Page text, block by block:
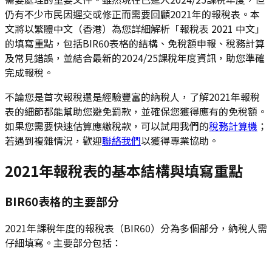
仍有不少市民因遲交或修正而需要回顧2021年的報稅表。本
文將以繁體中文（香港）為您詳細解析「報稅表 2021 中文」
的填寫重點，包括BIR60表格的結構、免稅額申報、稅務計算
及常見錯誤，並結合最新的2024/25課稅年度資訊，助您準確
完成報稅。
不論您是首次報稅還是經驗豐富的納稅人，了解2021年報稅
表的細節都能幫助您避免罰款，並確保您獲得應有的免稅額。
如果您需要快速估算應繳稅款，可以試用我們的稅務計算機 ；
若遇到複雜情況，歡迎聯絡我們以獲得專業協助。
2021年報稅表的基本結構與填寫重點
BIR60表格的主要部分
2021年課稅年度的報稅表（BIR60）分為多個部分，納稅人需
仔細填寫。主要部分包括：